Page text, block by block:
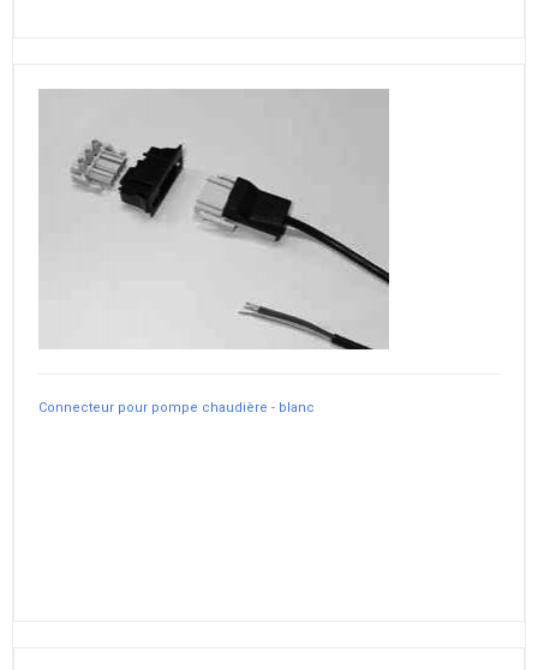
Connecteur pour pompe chaudière - blanc